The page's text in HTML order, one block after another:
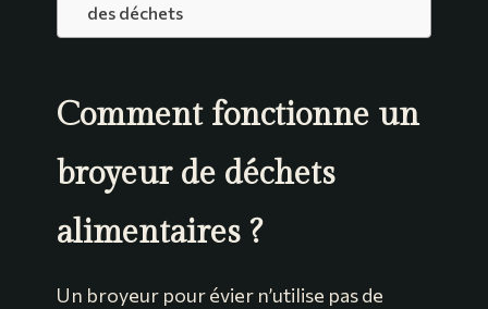
des déchets
Comment fonctionne un
broyeur de déchets
alimentaires ?
Un broyeur pour évier n’utilise pas de